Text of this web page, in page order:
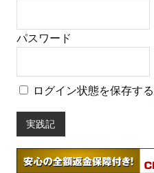
パスワード
ログイン状態を保存する
実践記